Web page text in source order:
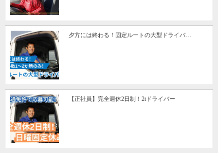
夕方には終わる！固定ルートの大型ドライバ…
【正社員】完全週休2日制！2tドライバー